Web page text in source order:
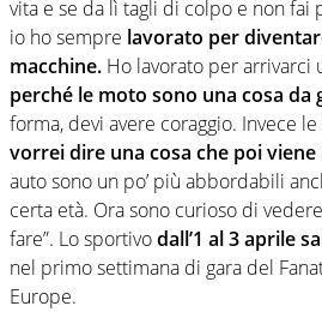
vita e se da lì tagli di colpo e non fai
io ho sempre lavorato per
macchine. Ho lavorato per arrivarci
perché le moto sono una cosa da
forma, devi avere coraggio. Invece
vorrei dire una cosa che poi
auto sono un po’ più abbordabili
certa età. Ora sono curioso di
fare”. Lo sportivodall’1 al 3 aprile
nel primo settimana di gara del
Europe.